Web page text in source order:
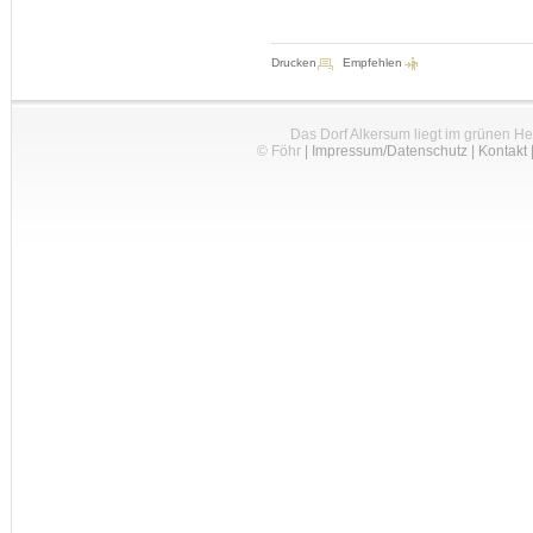
Drucken Empfehlen
Das Dorf Alkersum liegt im grünen
© Föhr| Impressum/Datenschutz| Kontakt